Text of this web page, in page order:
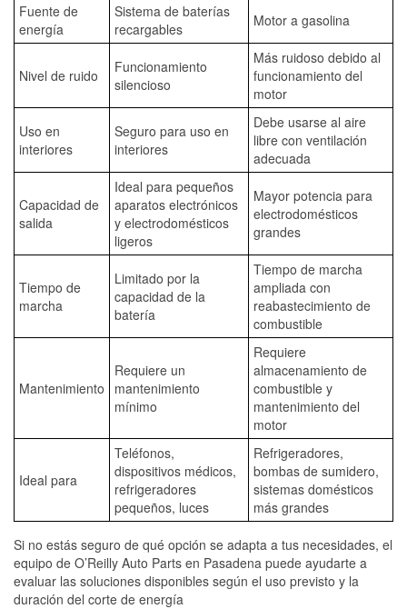
Fuente de
energía
Sistema de baterías
recargables
Motor a gasolina
Nivel de ruido
Funcionamiento
silencioso
Más ruidoso debido al
funcionamiento del
motor
Uso en
interiores
Seguro para uso en
interiores
Debe usarse al aire
libre con ventilación
adecuada
Capacidad de
salida
Ideal para pequeños
aparatos electrónicos
y electrodomésticos
ligeros
Mayor potencia para
electrodomésticos
grandes
Tiempo de
marcha
Limitado por la
capacidad de la
batería
Tiempo de marcha
ampliada con
reabastecimiento de
combustible
Mantenimiento
Requiere un
mantenimiento
mínimo
Requiere
almacenamiento de
combustible y
mantenimiento del
motor
Ideal para
Teléfonos,
dispositivos médicos,
refrigeradores
pequeños, luces
Refrigeradores,
bombas de sumidero,
sistemas domésticos
más grandes
Si no estás seguro de qué opción se adapta a tus necesidades, el
equipo de O’Reilly Auto Parts en Pasadena puede ayudarte a
evaluar las soluciones disponibles según el uso previsto y la
duración del corte de energía